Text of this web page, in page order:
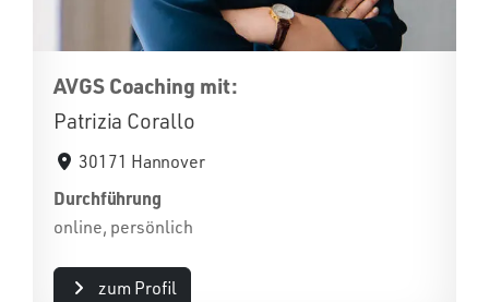
AVGS Coaching mit:
Patrizia Corallo
30171 Hannover
Durchführung
online, persönlich
zum Profil